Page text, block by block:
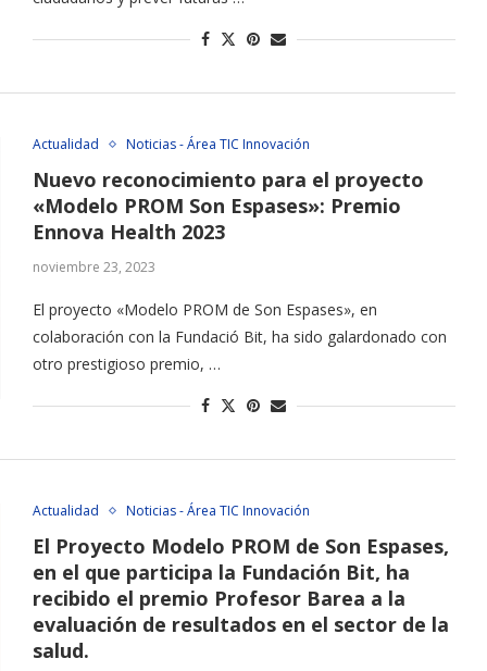
Actualidad Noticias - Área TIC Innovación
Nuevo reconocimiento para el proyecto
«Modelo PROM Son Espases»: Premio
Ennova Health 2023
noviembre 23, 2023
El proyecto «Modelo PROM de Son Espases», en
colaboración con la Fundació Bit, ha sido galardonado con
otro prestigioso premio, …
Actualidad Noticias - Área TIC Innovación
El Proyecto Modelo PROM de Son Espases,
en el que participa la Fundación Bit, ha
recibido el premio Profesor Barea a la
evaluación de resultados en el sector de la
salud.